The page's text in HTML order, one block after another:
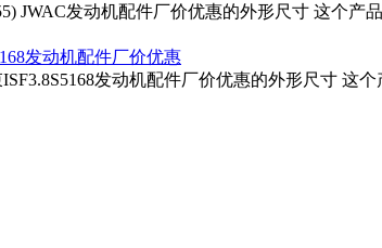
JWAC发动机配件厂价优惠的外形尺寸 这个产
发动机配件厂价优惠
发动机配件厂价优惠的外形尺寸 这